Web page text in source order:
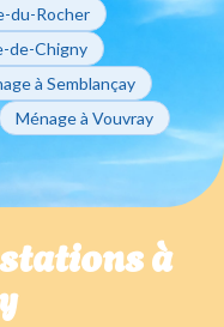
du-Rocher
de-Chigny
à Semblançay
Ménage à Vouvray
à